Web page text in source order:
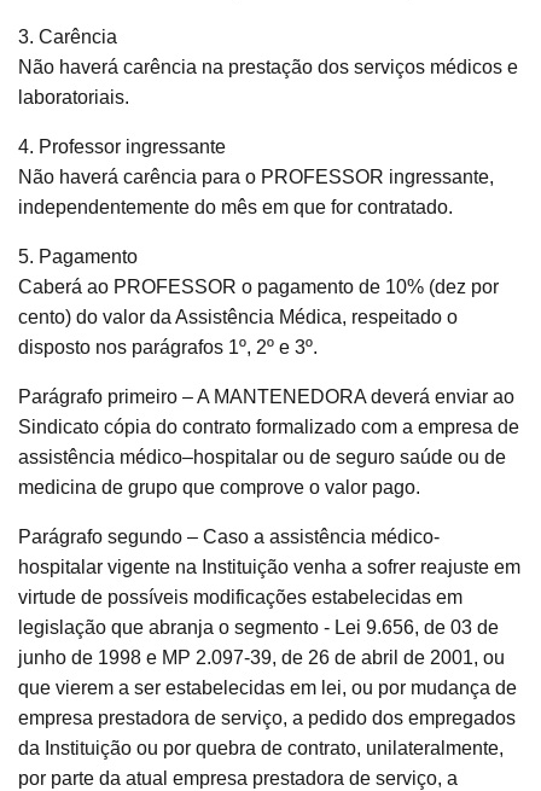
3. Carência
Não haverá carência na prestação dos serviços médicos e
laboratoriais.
4. Professor ingressante
Não haverá carência para o PROFESSOR ingressante,
independentemente do mês em que for contratado.
5. Pagamento
Caberá ao PROFESSOR o pagamento de 10% (dez por
cento) do valor da Assistência Médica, respeitado o
disposto nos parágrafos 1º, 2º e 3º.
Parágrafo primeiro – A MANTENEDORA deverá enviar ao
Sindicato cópia do contrato formalizado com a empresa de
assistência médico–hospitalar ou de seguro saúde ou de
medicina de grupo que comprove o valor pago.
Parágrafo segundo – Caso a assistência médico-
hospitalar vigente na Instituição venha a sofrer reajuste em
virtude de possíveis modificações estabelecidas em
legislação que abranja o segmento - Lei 9.656, de 03 de
junho de 1998 e MP 2.097-39, de 26 de abril de 2001, ou
que vierem a ser estabelecidas em lei, ou por mudança de
empresa prestadora de serviço, a pedido dos empregados
da Instituição ou por quebra de contrato, unilateralmente,
por parte da atual empresa prestadora de serviço, a